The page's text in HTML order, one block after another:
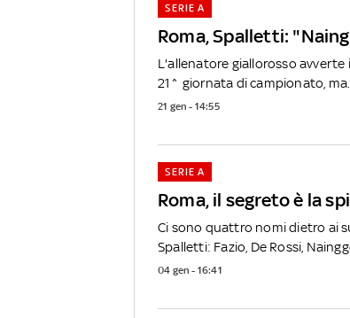
Roma, Spalletti:
SERIE A
L'allenatore giallorosso avverte
21^ giornata di campionato, ma...
21 gen - 14:55
Roma, il segreto è la
SERIE A
Ci sono quattro nomi dietro ai
Spalletti: Fazio, De Rossi,
04 gen - 16:41